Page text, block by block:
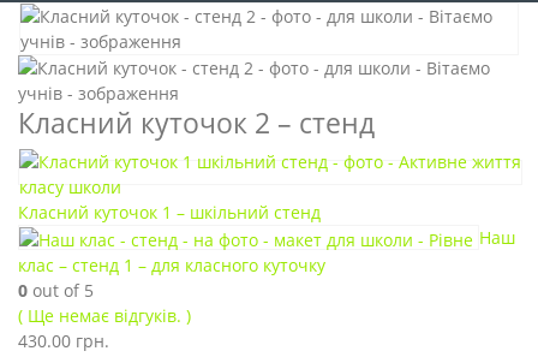
Класний куточок 2 – стенд
Класний куточок 1 – шкільний стенд
Наш
клас – стенд 1 – для класного куточку
0 out of 5
( Ще немає відгуків. )
430.00 грн.